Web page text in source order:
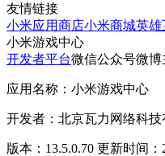
友情链接
小米应用商店小米商城英雄
小米游戏中心
开发者平台微信公众号微博
应用名称：小米游戏中心
开发者：北京瓦力网络科技
版本：13.5.0.70 更新时间：